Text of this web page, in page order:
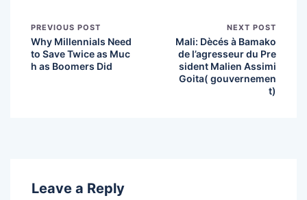
PREVIOUS POST
Why Millennials Need
to Save Twice as Muc
h as Boomers Did
NEXT POST
Mali: Dècés à Bamako
de l’agresseur du Pre
sident Malien Assimi
Goita( gouvernemen
t)
Leave a Reply